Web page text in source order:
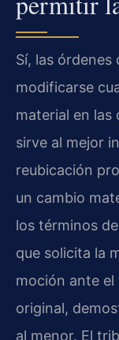
Sí, las órdenes
modificarse
material en las
sirve al mejor
reubicación
un cambio
los términos
que solicita la
moción ante el
original,
al menor. El